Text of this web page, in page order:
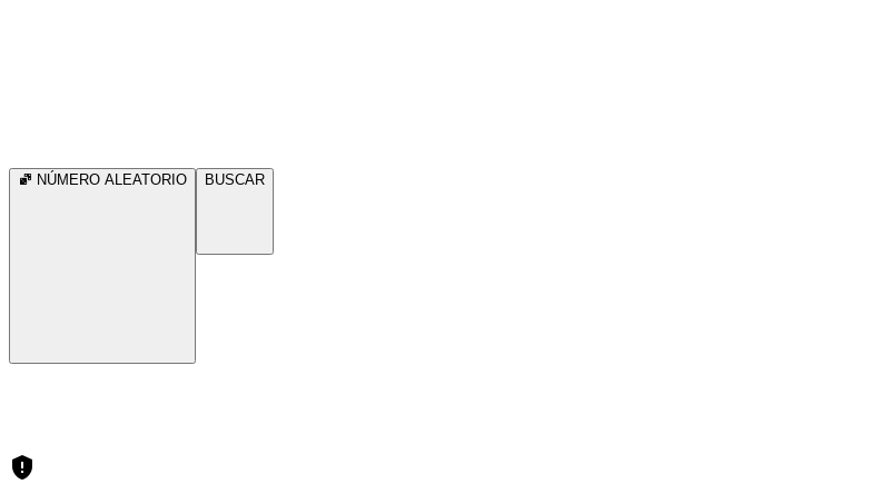
NÚMERO ALEATORIO BUSCAR